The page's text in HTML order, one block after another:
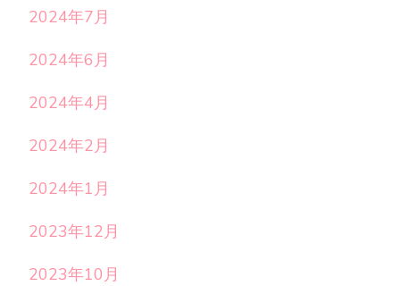
2024年7月
2024年6月
2024年4月
2024年2月
2024年1月
2023年12月
2023年10月